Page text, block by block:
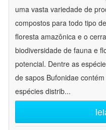
uma vasta variedade de
compostos para todo tipo
floresta amazônica e o
biodiversidade de fauna e
potencial. Dentre as
de sapos Bufonidae
espécies distrib...